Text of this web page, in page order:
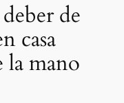
de
casa
la mano